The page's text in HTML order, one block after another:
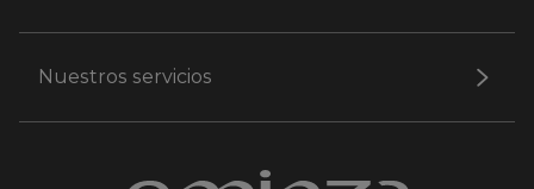
Nuestros servicios